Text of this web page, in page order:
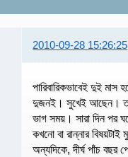
2010-09-28 15:26:25
পারিবারিকভাবেই দুই
দুজনই। সুখেই আছেন। তার
ভাগ সময়। সারা দিন পর
কখনো বা রান্নার বিষয়টাই
অন্যদিকে, দীর্ঘ পাঁচ বছর